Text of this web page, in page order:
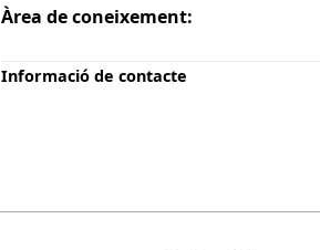
Àrea de coneixement:
Informació de contacte